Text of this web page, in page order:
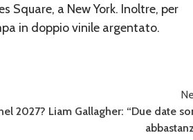
Square, a New York. Inoltre, per
in doppio vinile argentato.
2027? Liam Gallagher: “Due date